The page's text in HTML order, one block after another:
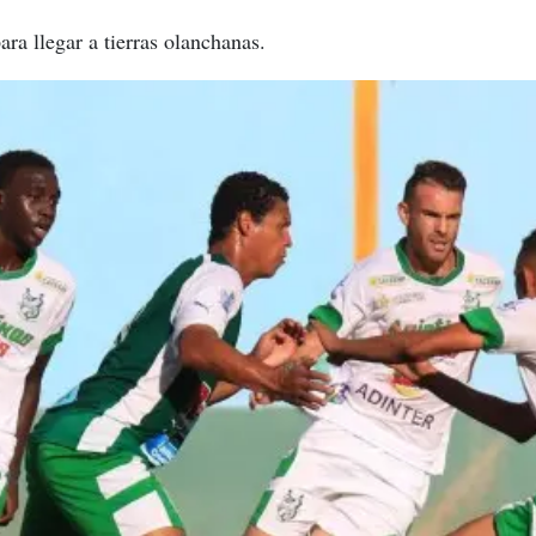
llegar a tierras olanchanas.